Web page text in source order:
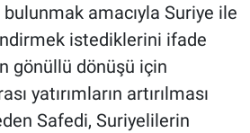
amacıyla Suriye ile
istediklerini ifade
gönüllü dönüşü için
yatırımların artırılması
Safedi, Suriyelilerin